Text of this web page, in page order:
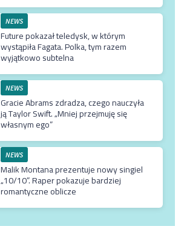
NEWS
Future pokazał teledysk, w którym
wystąpiła Fagata. Polka, tym razem
wyjątkowo subtelna
NEWS
Gracie Abrams zdradza, czego nauczyła
ją Taylor Swift. „Mniej przejmuję się
własnym ego”
NEWS
Malik Montana prezentuje nowy singiel
„10/10”. Raper pokazuje bardziej
romantyczne oblicze